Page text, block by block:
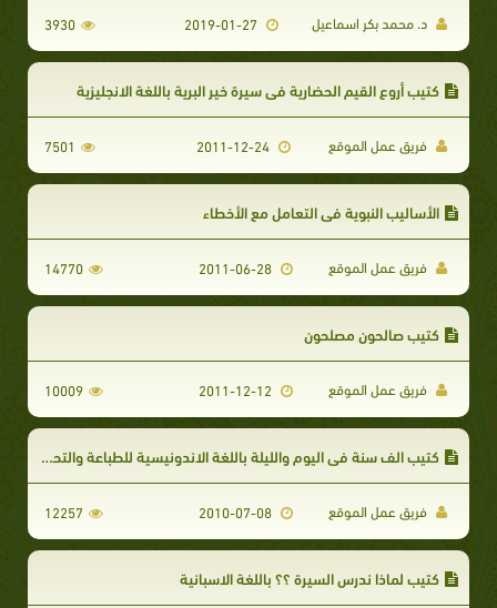
د. محمد بكر اسماعيل 3930
كتيب أروع القيم الحضارية في سيرة خير البرية باللغة الانجليزية
فريق عمل الموقع 7501
الأساليب النبوية في التعامل مع الأخطاء
فريق عمل الموقع 14770
كتيب صالحون مصلحون
فريق عمل الموقع 10009
كتيب الف سنة في اليوم والليلة باللغة الاندونيسية للطباعة والتحميل
فريق عمل الموقع 12257
كتيب لماذا ندرس السيرة ؟؟ باللغة الاسبانية